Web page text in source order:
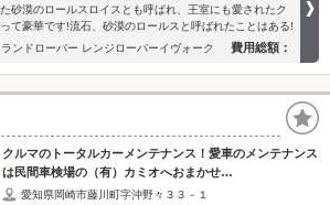
砂漠のロールスロイスとも呼ばれ、王室にも愛されたク
て豪華です!流石、砂漠のロールスと呼ばれたことはある!
ランドローバー レンジローバーイヴォーク 費用総額：
クルマのトータルカーメンテナンス！愛車のメンテナンス
は民間車検場の（有）カミオへおまかせ…
愛知県岡崎市藤川町字沖野々３３－１